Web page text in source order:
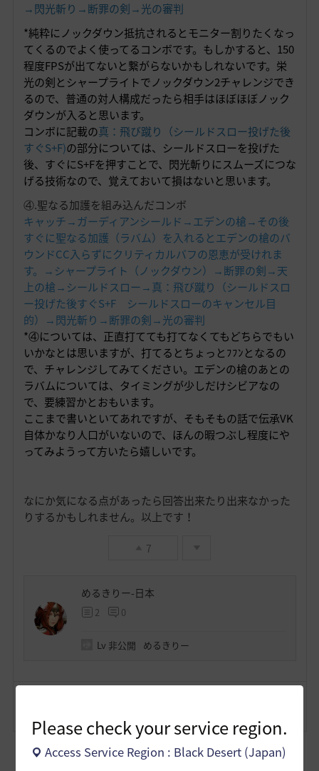
Please check your service region.
Access Service Region : Black Desert (Japan)
→閃光斬り→断罪の剣→光の審判
*純粋にノックダウン抵抗されるとモニター割りたくなっ
てくるのでよく使ってるコンボです。もしかすると、150
程度FPSが出てないと繋がらないかもしれないです。栄
光の剣とシャープライトでノックダウン2チャレンジでき
るので、普通の対人構成だったら相手はほぼほぼノック
ダウンが入ると思います。
コンボに記載の真：飛び蹴り（シールドスロー投げた後
すぐS+F)の部分については、シールドスローを投げた
後、すぐにS+Fを押すことで、閃光斬りにスムーズにつな
げる技術なので、覚えておいて損はないと思います。
④.聖なる加護を組み込んだコンボ
キャッチ→ガーディアンシールド→エデンの槍→その後
すぐに聖なる加護（ラバム）を入れるとエデンの槍のバ
ウンドCC入らずにクリティカルバフの恩恵が受けれま
す。→シャープライト（ノックダウン）→断罪の剣→天
上の槍→シールドスロー→真：飛び蹴り（シールドスロ
ー投げた後すぐS+F シールドスローのキャンセル目
的）→閃光斬り→断罪の剣→光の審判
*④については、正直打てても打てなくてもどちらでもい
いかなとは思いますが、打てるとちょっとﾌﾌﾝとなるの
で、チャレンジしてみてください。エデンの槍のあとの
ラバムについては、タイミングが少しだけシビアなの
で、要練習かとおもいます。
ここまで書いといてあれですが、そもそもの話で伝承VK
自体かなり人口がいないので、ほんの暇つぶし程度にや
ってみようって方いたら嬉しいです。
なにか気になる点があったら回答出来たり出来なかった
りするかもしれません。以上です！
7
めるきりー-日本
2 0
Lv 非公開 めるきりー